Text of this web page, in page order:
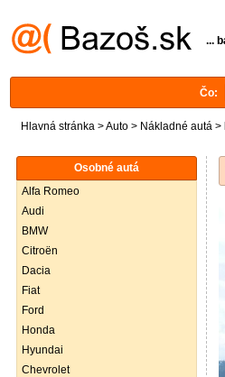
...
Čo:
Hlavná stránka >Auto > Nákladné autá >
Osobné autá
Alfa Romeo
Audi
BMW
Citroën
Dacia
Fiat
Ford
Honda
Hyundai
Chevrolet